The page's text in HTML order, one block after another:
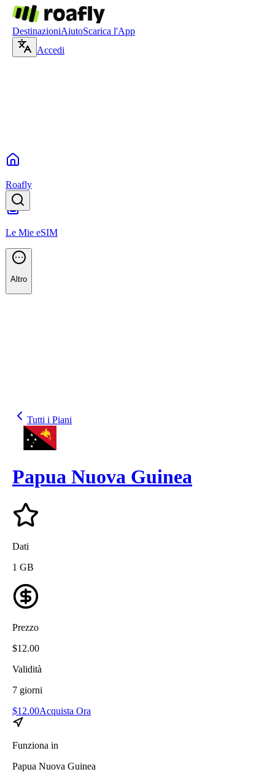
DestinazioniAiutoScarica l'App
Accedi
Roafly
Le Mie eSIM
Altro
Tutti i Piani
Papua Nuova Guinea
Dati
1 GB
Prezzo
$12.00
Validità
7 giorni
$12.00Acquista Ora
Funziona in
Papua Nuova Guinea